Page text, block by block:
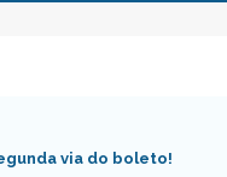
via do boleto!